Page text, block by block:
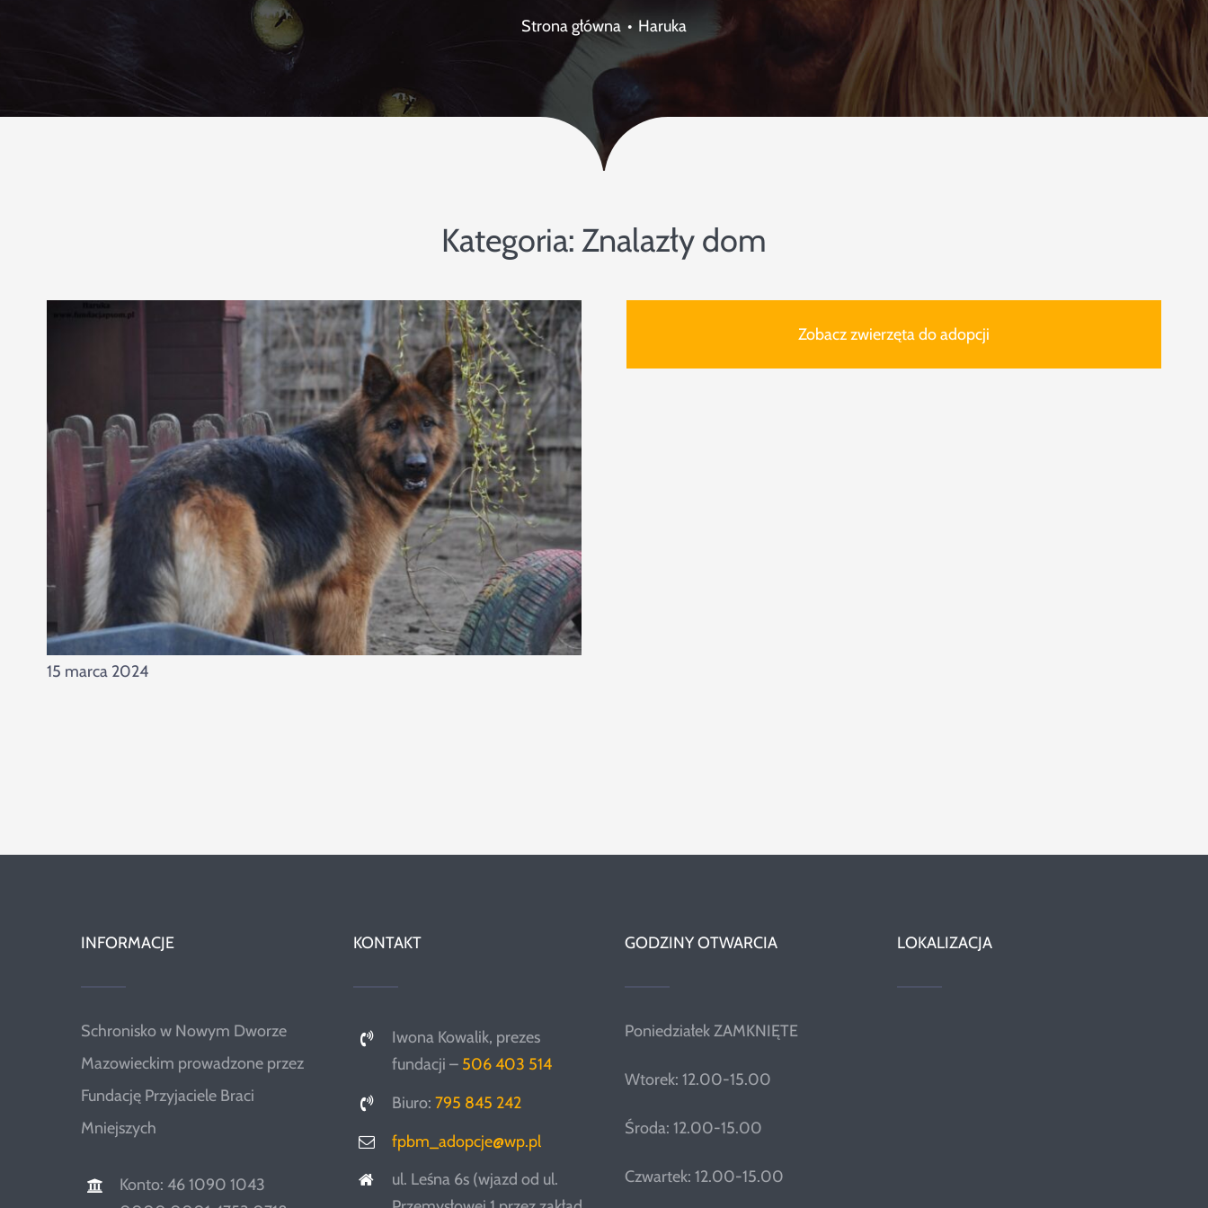
Strona główna Haruka
Kategoria: Znalazły dom
15 marca 2024
Zobacz zwierzęta do adopcji
INFORMACJE
Schronisko w Nowym Dworze
Mazowieckim prowadzone przez
Fundację Przyjaciele Braci
Mniejszych
Konto: 46 1090 1043
KONTAKT
Iwona Kowalik, prezes
fundacji – 506 403 514
Biuro: 795 845 242
fpbm_adopcje@wp.pl
ul. Leśna 6s (wjazd od ul.
GODZINY OTWARCIA
Poniedziałek ZAMKNIĘTE
Wtorek: 12.00-15.00
Środa: 12.00-15.00
Czwartek: 12.00-15.00
LOKALIZACJA